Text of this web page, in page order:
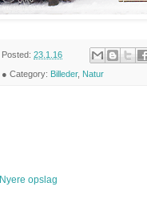
Posted: 23.1.16
● Category: Billeder, Natur
Nyere opslag